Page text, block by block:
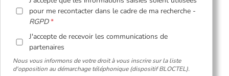
pour me recontacter dans le cadre de ma recherche -
RGPD
J'accepte de recevoir les communications de
partenaires
Nous vous informons de votre droit à vous inscrire sur la liste
d'opposition au démarchage téléphonique (dispositif BLOCTEL).